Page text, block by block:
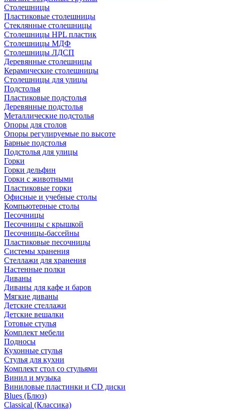
Столешницы
Пластиковые столешницы
Стеклянные столешницы
Столешницы HPL пластик
Столешницы МДФ
Столешницы ЛДСП
Деревянные столешницы
Керамические столешницы
Столешницы для улицы
Подстолья
Пластиковые подстолья
Деревянные подстолья
Металлические подстолья
Опоры для столов
Опоры регулируемые по высоте
Барные подстолья
Подстолья для улицы
Горки
Горки дельфин
Горки с животными
Пластиковые горки
Офисные и учебные столы
Компьютерные столы
Песочницы
Песочницы с крышкой
Песочницы-бассейны
Пластиковые песочницы
Системы хранения
Стеллажи для хранения
Настенные полки
Диваны
Диваны для кафе и баров
Мягкие диваны
Детские стеллажи
Детские вешалки
Готовые стулья
Комплект мебели
Подносы
Кухонные стулья
Стулья для кухни
Комплект стол со стульями
Винил и музыка
Виниловые пластинки и CD диски
Blues (Блюз)
Classical (Классика)